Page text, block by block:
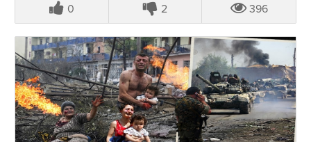
0 2 396